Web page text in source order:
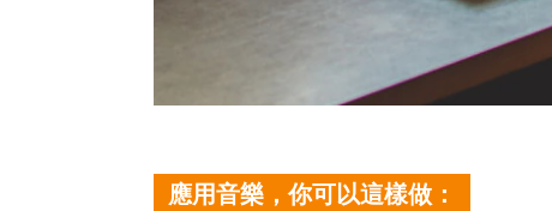
應用音樂，你可以這樣做：